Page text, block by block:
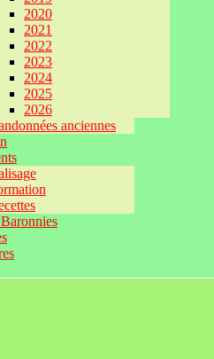
2020
2021
2022
2023
2024
2025
2026
anciennes